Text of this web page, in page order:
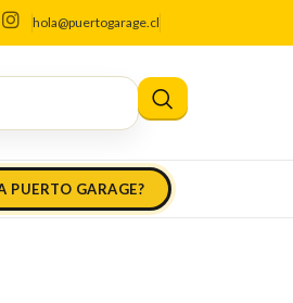
hola@puertogarage.cl
PUERTO GARAGE?